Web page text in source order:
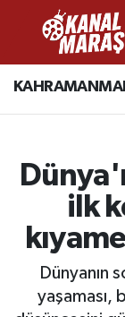
ilk
Dünyanın
yaşaması,
CANLI
SPOR
SİYASET
EKONOMİ
Süper Lig
Tüm